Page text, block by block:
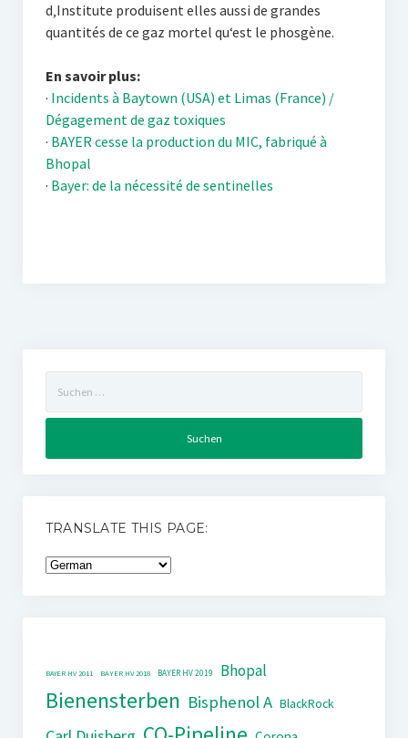
d‚Institute produisent elles aussi de grandes
quantités de ce gaz mortel qu‘est le phosgène.
En savoir plus:
· Incidents à Baytown (USA) et Limas (France) /
Dégagement de gaz toxiques
· BAYER cesse la production du MIC, fabriqué à
Bhopal
· Bayer: de la nécessité de sentinelles
nach:
TRANSLATE THIS PAGE:
BAYER HV 2011 BAYER HV 2018 BAYER HV 2019 Bhopal
Bienensterben Bisphenol A BlackRock